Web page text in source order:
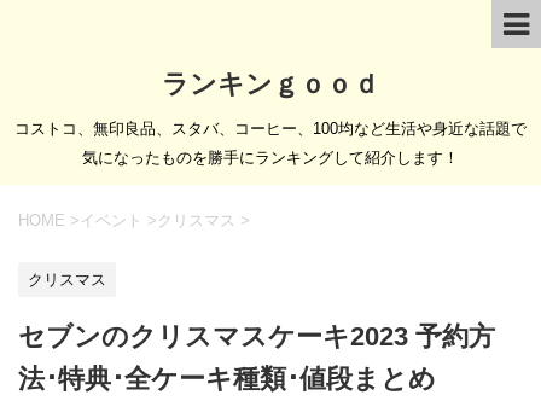
ランキンｇｏｏｄ
コストコ、無印良品、スタバ、コーヒー、100均など生活や身近な話題で
気になったものを勝手にランキングして紹介します！
HOME > イベント > クリスマス >
クリスマス
セブンのクリスマスケーキ2023 予約方
法･特典･全ケーキ種類･値段まとめ